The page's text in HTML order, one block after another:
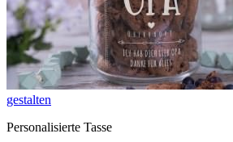
gestalten
Personalisierte Tasse